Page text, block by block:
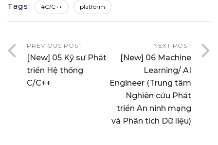
Tags: #C/C++ platform
PREVIOUS POST
[New] 05 Kỹ sư Phát
triển Hệ thống
C/C++
NEXT POST
[New] 06 Machine
Learning/ AI
Engineer (Trung tâm
Nghiên cứu Phát
triển An ninh mạng
và Phân tích Dữ liệu)